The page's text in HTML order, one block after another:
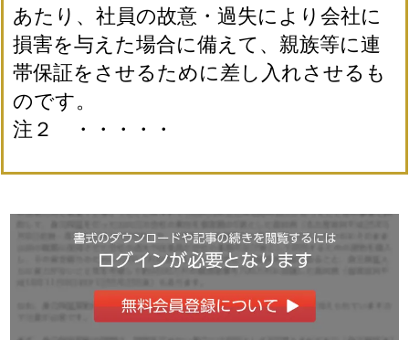
あたり、社員の故意・過失により会社に
損害を与えた場合に備えて、親族等に連
帯保証をさせるために差し入れさせるも
のです。
注２ ・・・・・